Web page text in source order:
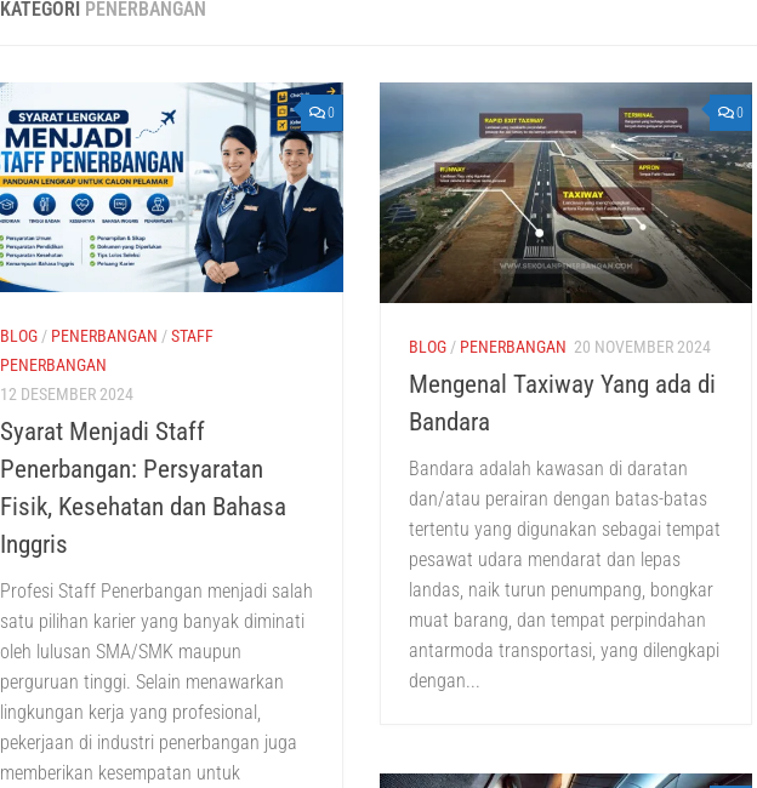
KATEGORI PENERBANGAN
0
BLOG / PENERBANGAN /STAFF
PENERBANGAN
12 DESEMBER 2024
Syarat Menjadi Staff
Penerbangan: Persyaratan
Fisik, Kesehatan dan Bahasa
Inggris
Profesi Staff Penerbangan menjadi salah
satu pilihan karier yang banyak diminati
oleh lulusan SMA/SMK maupun
perguruan tinggi. Selain menawarkan
lingkungan kerja yang profesional,
pekerjaan di industri penerbangan juga
memberikan kesempatan untuk
0
BLOG / PENERBANGAN 20 NOVEMBER 2024
Mengenal Taxiway Yang ada di
Bandara
Bandara adalah kawasan di daratan
dan/atau perairan dengan batas-batas
tertentu yang digunakan sebagai tempat
pesawat udara mendarat dan lepas
landas, naik turun penumpang, bongkar
muat barang, dan tempat perpindahan
antarmoda transportasi, yang dilengkapi
dengan...